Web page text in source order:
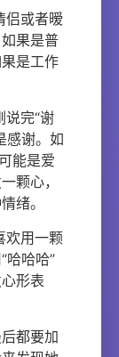
侣或者暧
果是普
是工作
说完“谢
感谢。如
能是爱
颗心，
绪。
欢用一颗
哈哈哈”
形表
都要加